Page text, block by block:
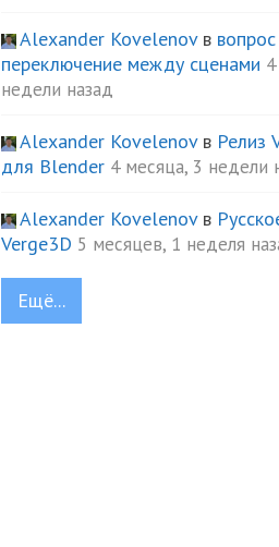
Alexander Kovelenovв вопрос
переключение между сценами
недели назад
Alexander Kovelenovв Релиз
для Blender 4 месяца, 3 недели
Alexander Kovelenovв
Verge3D 5 месяцев, 1 неделя
Ещё...